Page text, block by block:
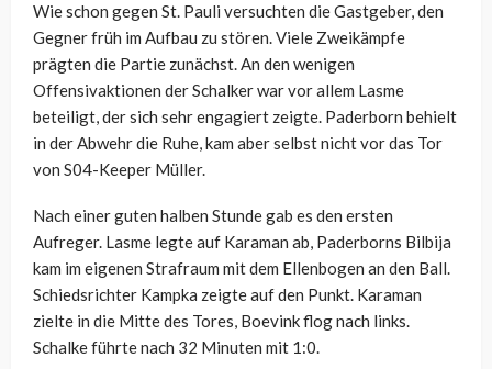
Wie schon gegen St. Pauli versuchten die Gastgeber, den
Gegner früh im Aufbau zu stören. Viele Zweikämpfe
prägten die Partie zunächst. An den wenigen
Offensivaktionen der Schalker war vor allem Lasme
beteiligt, der sich sehr engagiert zeigte. Paderborn behielt
in der Abwehr die Ruhe, kam aber selbst nicht vor das Tor
von S04-Keeper Müller.
Nach einer guten halben Stunde gab es den ersten
Aufreger. Lasme legte auf Karaman ab, Paderborns Bilbija
kam im eigenen Strafraum mit dem Ellenbogen an den Ball.
Schiedsrichter Kampka zeigte auf den Punkt. Karaman
zielte in die Mitte des Tores, Boevink flog nach links.
Schalke führte nach 32 Minuten mit 1:0.